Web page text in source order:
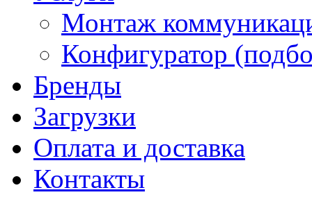
Монтаж
Конфигуратор
Бренды
Загрузки
Оплата и доставка
Контакты